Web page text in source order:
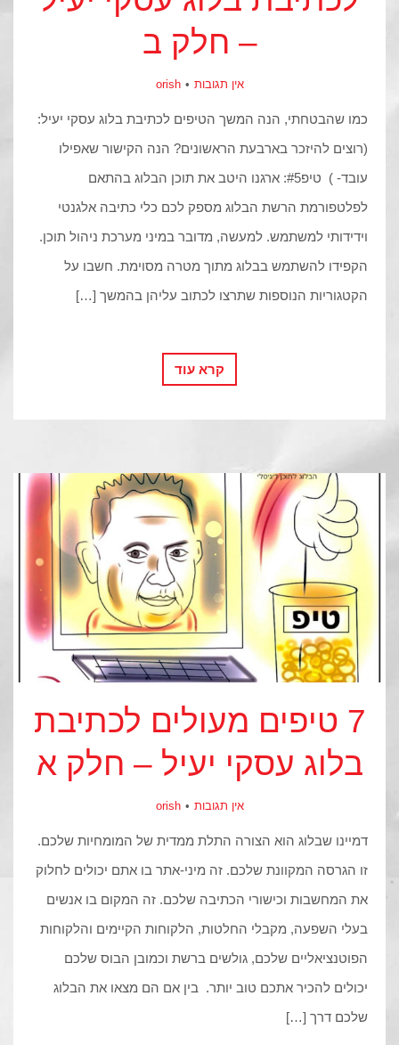
– חלק ב
אין תגובות orish
כמו שהבטחתי, הנה המשך הטיפים לכתיבת בלוג עסקי יעיל:
(רוצים להיזכר בארבעת הראשונים? הנה הקישור שאפילו
עובד- ) טיפ#5: ארגנו היטב את תוכן הבלוג בהתאם
לפלטפורמת הרשת הבלוג מספק לכם כלי כתיבה אלגנטי
וידידותי למשתמש. למעשה, מדובר במיני מערכת ניהול תוכן.
הקפידו להשתמש בבלוג מתוך מטרה מסוימת. חשבו על
הקטגוריות הנוספות שתרצו לכתוב עליהן בהמשך […]
קרא עוד
7 טיפים מעולים לכתיבת
בלוג עסקי יעיל – חלק א
אין תגובות orish
דמיינו שבלוג הוא הצורה התלת ממדית של המומחיות שלכם.
זו הגרסה המקוונת שלכם. זה מיני-אתר בו אתם יכולים לחלוק
את המחשבות וכישורי הכתיבה שלכם. זה המקום בו אנשים
בעלי השפעה, מקבלי החלטות, הלקוחות הקיימים והלקוחות
הפוטנציאליים שלכם, גולשים ברשת וכמובן הבוס שלכם
יכולים להכיר אתכם טוב יותר. בין אם הם מצאו את הבלוג
שלכם דרך […]